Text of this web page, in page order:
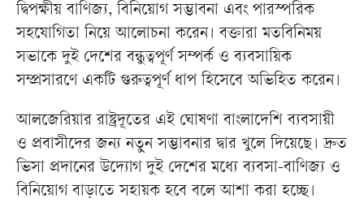
দ্বিপক্ষীয় বাণিজ্য, বিনিয়োগ সম্ভাবনা এবং পারস্পরিক
সহযোগিতা নিয়ে আলোচনা করেন। বক্তারা মতবিনিময়
সভাকে দুই দেশের বন্ধুত্বপূর্ণ সম্পর্ক ও ব্যবসায়িক
সম্প্রসারণে একটি গুরুত্বপূর্ণ ধাপ হিসেবে অভিহিত করেন।
আলজেরিয়ার রাষ্ট্রদূতের এই ঘোষণা বাংলাদেশি ব্যবসায়ী
ও প্রবাসীদের জন্য নতুন সম্ভাবনার দ্বার খুলে দিয়েছে। দ্রুত
ভিসা প্রদানের উদ্যোগ দুই দেশের মধ্যে ব্যবসা-বাণিজ্য ও
বিনিয়োগ বাড়াতে সহায়ক হবে বলে আশা করা হচ্ছে।